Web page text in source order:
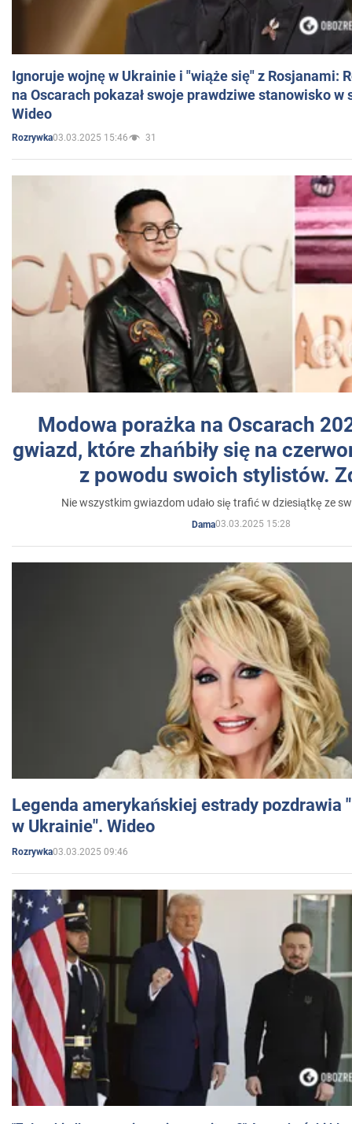
Ignoruje wojnę w Ukrainie i "wiąże się" z Rosjanami:
na Oscarach pokazał swoje prawdziwe stanowisko w
Wideo
Rozrywka03.03.2025 15:46 31
Modowa porażka na Oscarach
gwiazd, które zhańbiły się na
z powodu swoich stylistów.
Nie wszystkim gwiazdom udało się trafić w dziesiątkę ze
Dama03.03.2025 15:28
Legenda amerykańskiej estrady pozdrawia
w Ukrainie". Wideo
Rozrywka03.03.2025 09:46